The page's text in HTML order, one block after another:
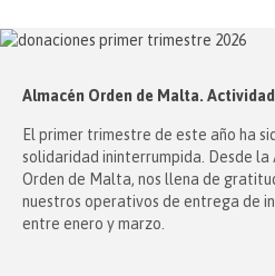
Almacén Orden de Malta.
El primer trimestre de este año ha
solidaridad ininterrumpida. Desde la
Orden de Malta, nos llena de
nuestros operativos de entrega de
entre enero y marzo.